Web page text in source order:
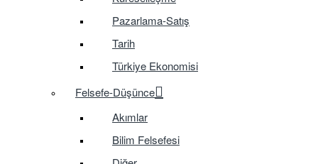
Pazarlama-Satış
Tarih
Türkiye Ekonomisi
Felsefe-Düşünce
Akımlar
Bilim Felsefesi